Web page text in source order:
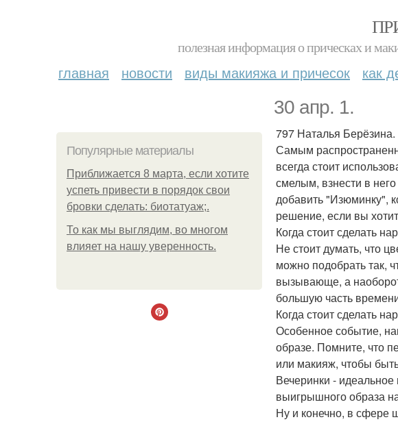
полезная информация о прическах и
главная новости виды макияжа и причесок как
30 апр. 1.
Популярные материалы
Приближается 8 марта, если хотите
успеть привести в порядок свои
бровки сделать: биотатуаж;.
То как мы выглядим, во многом
влияет на нашу уверенность.
797 Наталья Берёзина.
Самым
всегда стоит
смелым, взнести в него
добавить "Изюминку",
решение, если вы
Когда стоит сделать
Не стоит думать, что
можно подобрать так,
вызывающе, а
большую часть
Когда стоит сделать
Особенное событие,
образе. Помните, что
или макияж, чтобы
Вечеринки - идеальное
выигрышного образа
Ну и конечно, в сфере